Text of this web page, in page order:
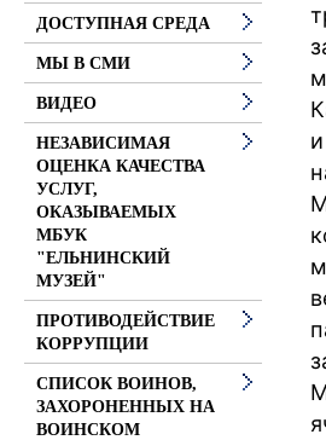
ДОСТУПНАЯ СРЕДА
МЫ В СМИ
ВИДЕО
НЕЗАВИСИМАЯ
ОЦЕНКА КАЧЕСТВА
УСЛУГ,
ОКАЗЫВАЕМЫХ
МБУК
"ЕЛЬНИНСКИЙ
МУЗЕЙ"
ПРОТИВОДЕЙСТВИЕ
КОРРУПЦИИ
СПИСОК ВОИНОВ,
ЗАХОРОНЕННЫХ НА
ВОИНСКОМ